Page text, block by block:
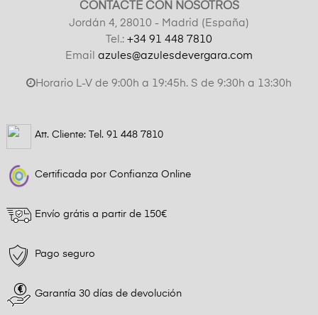
CONTACTE CON NOSOTROS
Jordán 4, 28010 - Madrid (España)
Tel.: +34 91 448 7810
Email azules@azulesdevergara.com
Horario L-V de 9:00h a 19:45h. S de 9:30h a 13:30h
Att. Cliente: Tel. 91 448 7810
Certificada por Confianza Online
Envío grátis a partir de 150€
Pago seguro
Garantía 30 días de devolución